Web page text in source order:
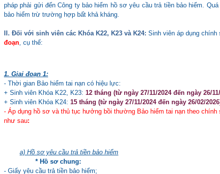
pháp phải gửi đến Công ty bảo hiểm hồ sơ yêu cầu trả tiền bảo hiểm.
bảo hiểm trừ trường hợp bất khả kháng.
II. Đối với sinh viên các Khóa K22, K23 và K24: Sinh viên áp dụng
đoạn , cụ thể:
1. Giai đoạn 1:
- Thời gian Bảo hiểm tai nạn có hiệu lực:
+ Sinh viên Khóa K22, K23: 12 tháng (từ ngày 27/11/2024 đến ngày 26/
+ Sinh viên Khóa K24: 15 tháng (từ ngày 27/11/2024 đến ngày 26/02/
- Áp dụng hồ sơ và thủ tục hưởng bồi thường Bảo hiểm tai nạn theo
như sau:
a) Hồ sơ yêu cầu trả tiền bảo hiểm
* Hồ sơ chung:
- Giấy yêu cầu trả tiền bảo hiểm;